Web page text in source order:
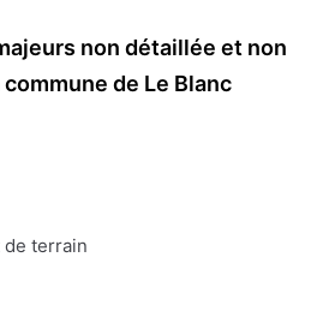
non détaillée et non
de Le Blanc
de terrain